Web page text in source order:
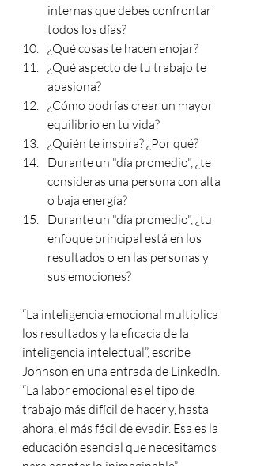
internas que debes confrontar
todos los días?
¿Qué cosas te hacen enojar?
¿Qué aspecto de tu trabajo te
apasiona?
¿Cómo podrías crear un mayor
equilibrio en tu vida?
¿Quién te inspira? ¿Por qué?
Durante un "día promedio", ¿te
consideras una persona con alta
o baja energía?
Durante un "día promedio", ¿tu
enfoque principal está en los
resultados o en las personas y
sus emociones?
“La inteligencia emocional multiplica
los resultados y la eficacia de la
inteligencia intelectual”, escribe
Johnson en una entrada de Linkedln.
“La labor emocional es el tipo de
trabajo más difícil de hacer y, hasta
ahora, el más fácil de evadir. Esa es la
educación esencial que necesitamos